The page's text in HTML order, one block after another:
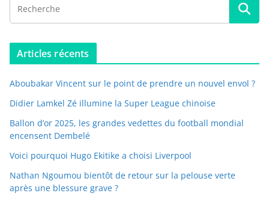
Articles récents
Aboubakar Vincent sur le point de prendre un nouvel envol ?
Didier Lamkel Zé illumine la Super League chinoise
Ballon d’or 2025, les grandes vedettes du football mondial
encensent Dembelé
Voici pourquoi Hugo Ekitike a choisi Liverpool
Nathan Ngoumou bientôt de retour sur la pelouse verte
après une blessure grave ?